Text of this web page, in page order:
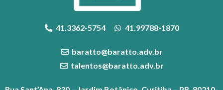
41.3362-5754 41.99788-1870
baratto@baratto.adv.br
talentos@baratto.adv.br